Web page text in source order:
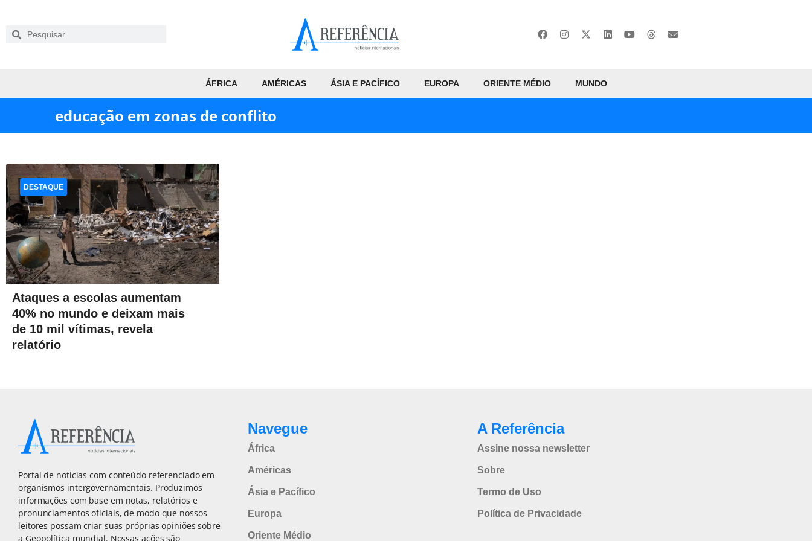
ÁFRICA AMÉRICAS ÁSIA E PACÍFICO EUROPA ORIENTE MÉDIO MUNDO
educação em zonas de conflito
Ataques a escolas aumentam
40% no mundo e deixam mais
de 10 mil vítimas, revela
relatório
DESTAQUE
Portal de notícias com conteúdo referenciado em
organismos intergovernamentais. Produzimos
informações com base em notas, relatórios e
pronunciamentos oficiais, de modo que nossos
leitores possam criar suas próprias opiniões sobre
a Geopolítica mundial. Nossas ações são
Navegue
África
Américas
Ásia e Pacífico
Europa
Oriente Médio
A Referência
Assine nossa newsletter
Sobre
Termo de Uso
Política de Privacidade